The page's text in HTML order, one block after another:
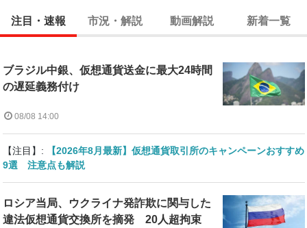
注目・速報 市況・解説 動画解説 新着一覧
ブラジル中銀、仮想通貨送金に最大24時間
の遅延義務付け
08/08 14:00
【注目】:
【2026年8月最新】仮想通貨取引所のキャンペーンおすすめ
9選 注意点も解説
ロシア当局、ウクライナ発詐欺に関与した
違法仮想通貨交換所を摘発 20人超拘束